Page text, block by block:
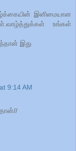
இனிமையான
உங்கள்
இது
9:14 AM
தான்//